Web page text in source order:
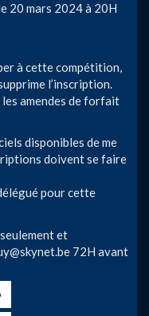
20 mars 2024 à 20H
à cette compétition,
l’inscription.
les amendes de forfait
disponibles de me
doivent se faire
pour cette
et
72H avant